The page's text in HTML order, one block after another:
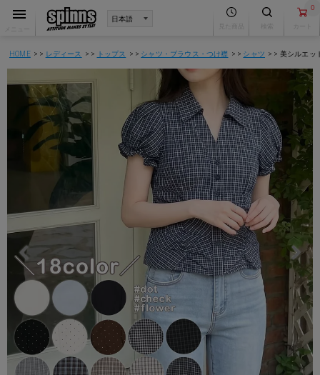
0
HOME レディース トップス シャツ・ブラウス・つけ襟 シャツ 美シルエッ